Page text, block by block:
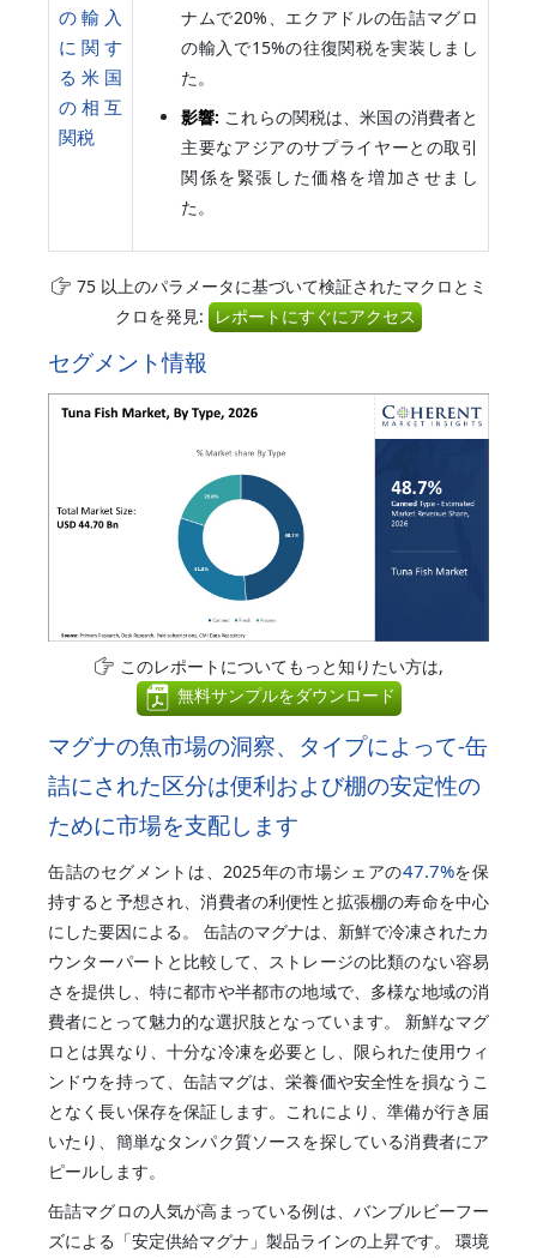
の輸入
に関す
る米国
の相互
関税
ナムで20%、エクアドルの缶詰マグロ
の輸入で15%の往復関税を実装しまし
た。
影響: これらの関税は、米国の消費者と
主要なアジアのサプライヤーとの取引
関係を緊張した価格を増加させまし
た。
75 以上のパラメータに基づいて検証されたマクロとミ
クロを発見: レポートにすぐにアクセス
セグメント情報
このレポートについてもっと知りたい方は,
無料サンプルをダウンロード
マグナの魚市場の洞察、タイプによって-缶
詰にされた区分は便利および棚の安定性の
ために市場を支配します
缶詰のセグメントは、2025年の市場シェアの47.7%を保
持すると予想され、消費者の利便性と拡張棚の寿命を中心
にした要因による。 缶詰のマグナは、新鮮で冷凍されたカ
ウンターパートと比較して、ストレージの比類のない容易
さを提供し、特に都市や半都市の地域で、多様な地域の消
費者にとって魅力的な選択肢となっています。 新鮮なマグ
ロとは異なり、十分な冷凍を必要とし、限られた使用ウィ
ンドウを持って、缶詰マグは、栄養価や安全性を損なうこ
となく長い保存を保証します。これにより、準備が行き届
いたり、簡単なタンパク質ソースを探している消費者にア
ピールします。
缶詰マグロの人気が高まっている例は、バンブルビーフー
ズによる「安定供給マグナ」製品ラインの上昇です。 環境